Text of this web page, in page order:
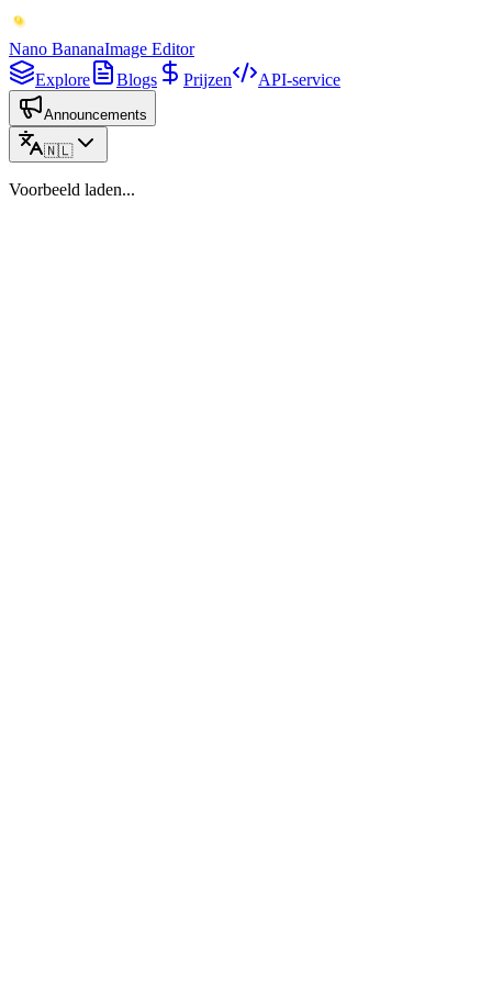
Nano BananaImage Editor
Explore
Blogs Prijzen API-service
Announcements
🇳🇱
Voorbeeld laden...